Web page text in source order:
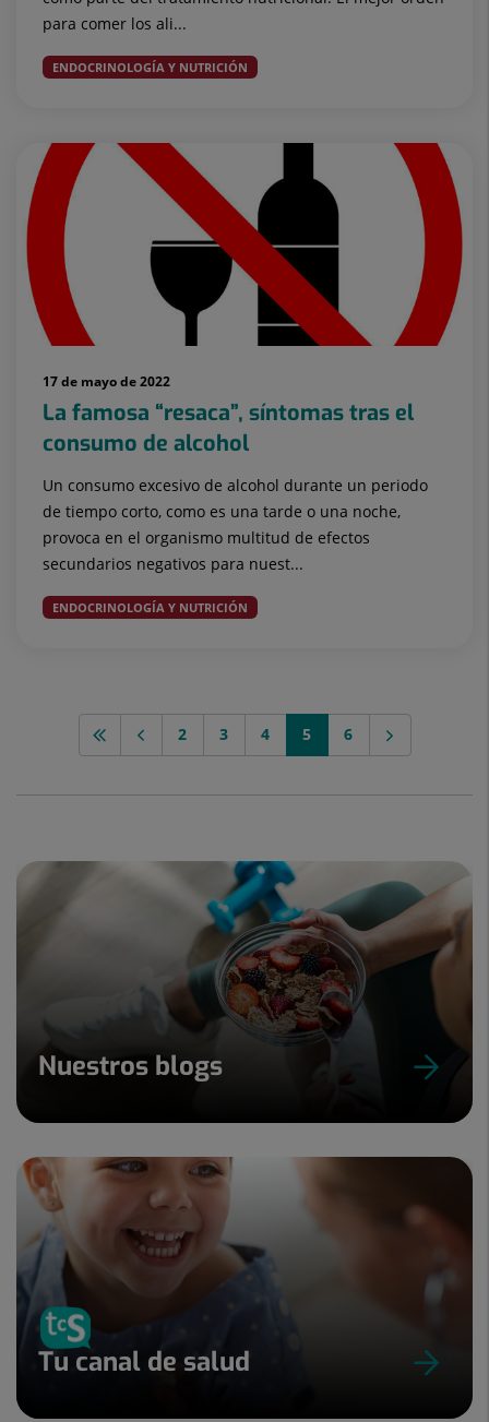
para comer los ali...
ENDOCRINOLOGÍA Y NUTRICIÓN
17 de mayo de 2022
La famosa “resaca”, síntomas tras el
consumo de alcohol
Un consumo excesivo de alcohol durante un periodo
de tiempo corto, como es una tarde o una noche,
provoca en el organismo multitud de efectos
secundarios negativos para nuest...
ENDOCRINOLOGÍA Y NUTRICIÓN
2 3 4 5 6
Nuestros blogs
Tu canal de salud